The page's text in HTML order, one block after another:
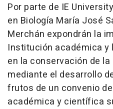
Por parte de IE
en Biología María José
Merchán expondrán la
Institución académica y
en la conservación de
mediante el desarrollo
frutos de un convenio
académica y científica